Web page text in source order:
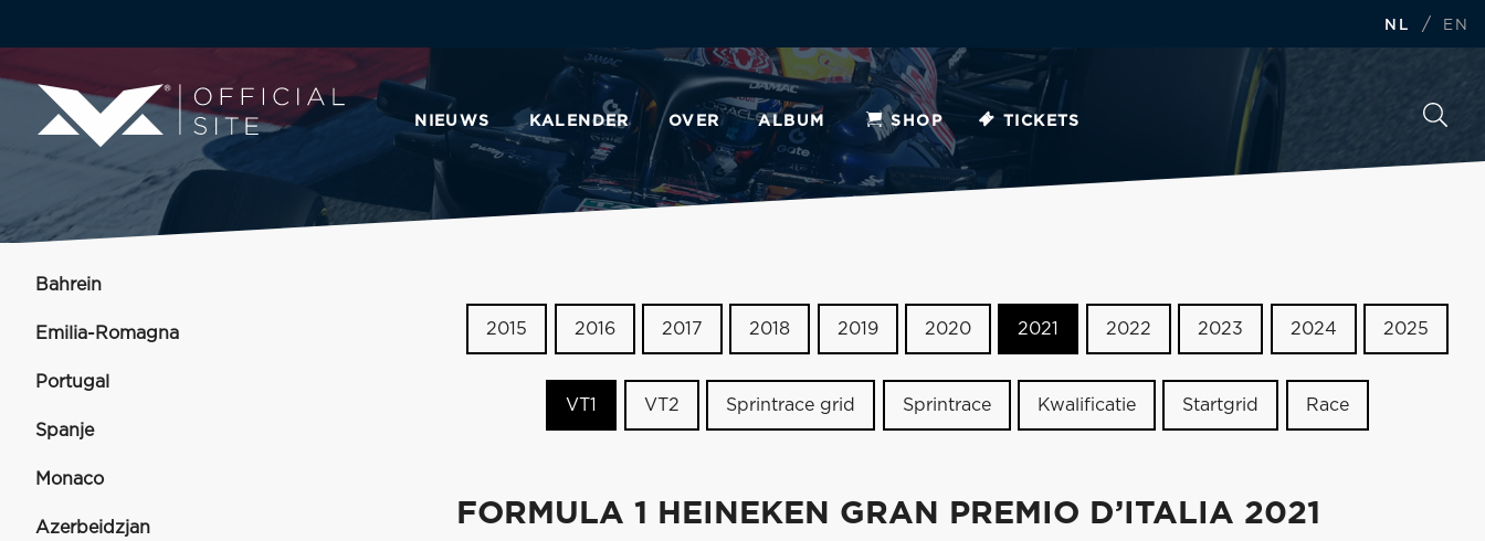
NL / EN
NIEUWS KALENDER OVER ALBUM SHOP TICKETS
Bahrein
Emilia-Romagna
Portugal
Spanje
Monaco
Azerbeidzjan
2015 2016 2017 2018 2019 2020 2021 2022 2023 2024 2025
VT1 VT2 Sprintrace grid Sprintrace Kwalificatie Startgrid Race
FORMULA 1 HEINEKEN GRAN PREMIO D’ITALIA 2021